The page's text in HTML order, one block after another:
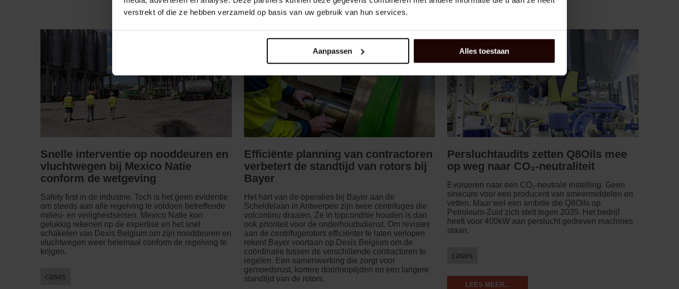
verstrekt of die ze hebben verzameld op basis van uw gebruik van hun services.
Aanpassen Alles toestaan
Snelle interventie op nooddeuren en
vluchtwegen bij Mexico Natie
conform de wetgeving
Safety first in de industrie. Toch is het geen evidentie
om steeds aan alle regelving te voldoen betreffende
milieu- en veiligheidseisen. Mexico Natie kon
gelukkig rekenen op de expertise en het snel
schakelen van Dexis Belgium om zijn nooddeuren en
vluchtwegen weer helemaal conform de regelving te
krijgen.
cases
Efficiënte planning van contractoren
verbetert de standtijd van rotors bij
Bayer
Het hart van de operaties bij Bayer aan de
Scheldelaan in Antwerpen zijn twee centrifuges die
volcontinu draaien. Ze in topconditie houden is dan
ook prioriteit voor de onderhoudsdienst. Om revisies
aan de centrifugerotors efficiënter te laten verlopen
rekent Bayer voortaan op Dexis Belgium om de
coördinatie tussen de verschillende contractoren te
regelen. Een samenwerking die zorgt voor
gemoedsrust, kortere doorlooptijden en een langere
standtijd van de rotors.
Persluchtaudits zetten Q8Oils mee
op weg naar CO₂-neutraliteit
Evolueren naar een CO₂-neutrale instelling. Geen
sinecure voor een producent van smeermiddelen en
vetten. Maar wel een ambitie die Q8Oils op
Petroleum-Zuid zich stelt tegen 2035. Het bedrijf
heeft voor 400kW aan perslucht gedreven machines
staan.
cases
LEES MEER...